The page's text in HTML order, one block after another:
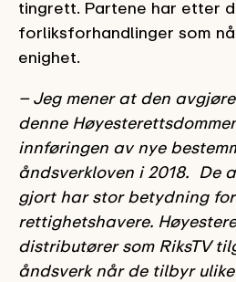
tingrett. Partene har etter
forliksforhandlinger som
enighet.
– Jeg mener at den
denne
innføringen av nye
åndsverkloven i 2018. De
gjort har stor betydning
rettighetshavere.
distributører som RiksTV
åndsverk når de tilbyr